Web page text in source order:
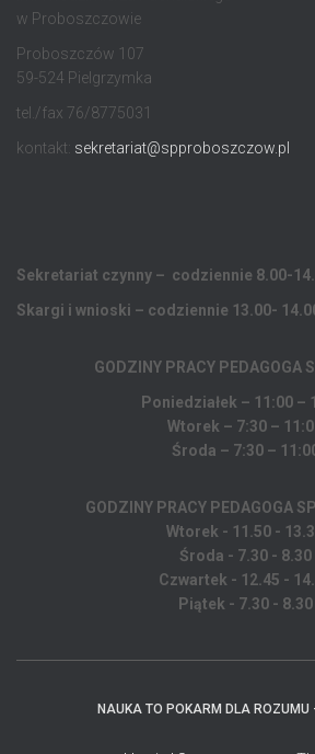
w Proboszczowie
Proboszczów 107
59-524 Pielgrzymka
tel./fax 76/8775031
kontakt: sekretariat@spproboszczow.pl
Sekretariat czynny – codziennie 8.00-
Skargi i wnioski – codziennie 13.00-
GODZINY PRACY PEDAGOGA
Poniedziałek – 11:00 –
Wtorek – 7:30 –
Środa – 7:30 –
GODZINY PRACY PEDAGOGA
Wtorek - 11.50 -
Środa - 7.30 - 8.30
Czwartek - 12.45 -
Piątek - 7.30 - 8.30
NAUKA TO POKARM DLA ROZUMU